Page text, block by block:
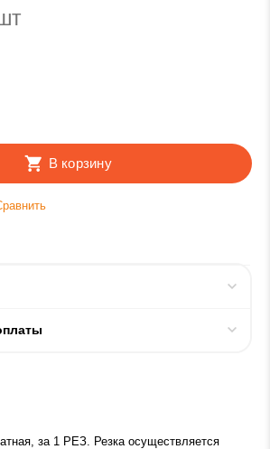
В корзину
за 1 РЕЗ. Резка осуществляется